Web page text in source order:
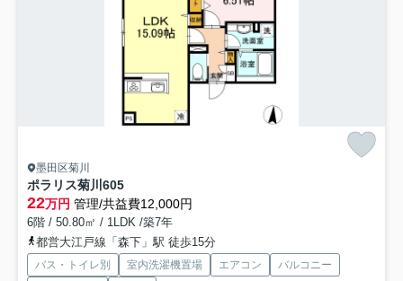
墨田区菊川
ポラリス菊川 605
22万円 管理/共益費12,000円
6階 / 50.80㎡ / 1LDK /築7年
都営大江戸線「森下」駅 徒歩15分
バス・トイレ別 室内洗濯機置場 エアコン
バルコニー